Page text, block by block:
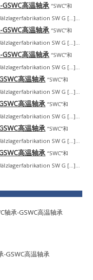
高温轴承 “SWC”和
SW G […]...
高温轴承 “SWC”和
SW G […]...
高温轴承 “SWC”和
SW G […]...
高温轴承 “SWC”和
SW G […]...
高温轴承 “SWC”和
SW G […]...
高温轴承 “SWC”和
SW G […]...
高温轴承 “SWC”和
SW G […]...
轴承-GSWC高温轴承
-GSWC高温轴承